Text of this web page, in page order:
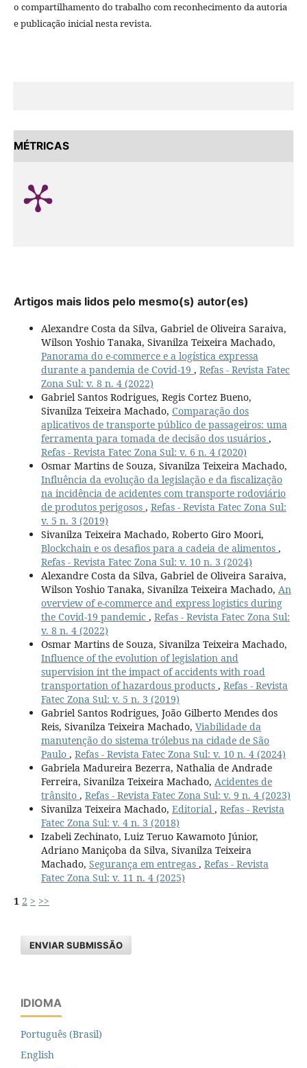
o compartilhamento do trabalho com reconhecimento da autoria
e publicação inicial nesta revista.
MÉTRICAS
Artigos mais lidos pelo mesmo(s) autor(es)
Alexandre Costa da Silva, Gabriel de Oliveira Saraiva,
Wilson Yoshio Tanaka, Sivanilza Teixeira Machado,
Panorama do e-commerce e a logística expressa
durante a pandemia de Covid-19 , Refas - Revista Fatec
Zona Sul: v. 8 n. 4 (2022)
Gabriel Santos Rodrigues, Regis Cortez Bueno,
Sivanilza Teixeira Machado, Comparação dos
aplicativos de transporte público de passageiros: uma
ferramenta para tomada de decisão dos usuários ,
Refas - Revista Fatec Zona Sul: v. 6 n. 4 (2020)
Osmar Martins de Souza, Sivanilza Teixeira Machado,
Influência da evolução da legislação e da fiscalização
na incidência de acidentes com transporte rodoviário
de produtos perigosos , Refas - Revista Fatec Zona Sul:
v. 5 n. 3 (2019)
Sivanilza Teixeira Machado, Roberto Giro Moori,
Blockchain e os desafios para a cadeia de alimentos ,
Refas - Revista Fatec Zona Sul: v. 10 n. 3 (2024)
Alexandre Costa da Silva, Gabriel de Oliveira Saraiva,
Wilson Yoshio Tanaka, Sivanilza Teixeira Machado, An
overview of e-commerce and express logistics during
the Covid-19 pandemic , Refas - Revista Fatec Zona Sul:
v. 8 n. 4 (2022)
Osmar Martins de Souza, Sivanilza Teixeira Machado,
Influence of the evolution of legislation and
supervision int the impact of accidents with road
transportation of hazardous products , Refas - Revista
Fatec Zona Sul: v. 5 n. 3 (2019)
Gabriel Santos Rodrigues, João Gilberto Mendes dos
Reis, Sivanilza Teixeira Machado, Viabilidade da
manutenção do sistema trólebus na cidade de São
Paulo , Refas - Revista Fatec Zona Sul: v. 10 n. 4 (2024)
Gabriela Madureira Bezerra, Nathalia de Andrade
Ferreira, Sivanilza Teixeira Machado, Acidentes de
trânsito , Refas - Revista Fatec Zona Sul: v. 9 n. 4 (2023)
Sivanilza Teixeira Machado, Editorial , Refas - Revista
Fatec Zona Sul: v. 4 n. 3 (2018)
Izabeli Zechinato, Luiz Teruo Kawamoto Júnior,
Adriano Maniçoba da Silva, Sivanilza Teixeira
Machado, Segurança em entregas , Refas - Revista
Fatec Zona Sul: v. 11 n. 4 (2025)
1 2 > >>
ENVIAR SUBMISSÃO
IDIOMA
Português (Brasil)
English